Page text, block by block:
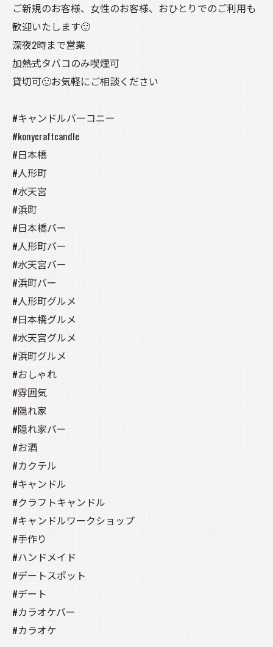
ご新規のお客様、女性のお客様、おひとりでのご利用も
歓迎いたします🙂
深夜2時まで営業
加熱式タバコのみ喫煙可
貸切可🙂お気軽にご相談ください
#キャンドルバーコニー
#konycraftcandle
#日本橋
#人形町
#水天宮
#浜町
#日本橋バー
#人形町バー
#水天宮バー
#浜町バー
#人形町グルメ
#日本橋グルメ
#水天宮グルメ
#浜町グルメ
#おしゃれ
#雰囲気
#隠れ家
#隠れ家バー
#お酒
#カクテル
#キャンドル
#クラフトキャンドル
#キャンドルワークショップ
#手作り
#ハンドメイド
#デートスポット
#デート
#カラオケバー
#カラオケ